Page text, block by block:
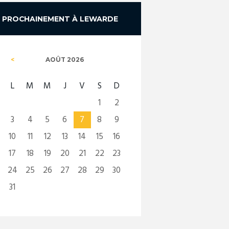
PROCHAINEMENT À LEWARDE
AOÛT 2026
L M M J V S
D
1
2
3
4 5 6 7 8
9
10
11 12 13 14 15
16
17
18 19 20 21 22
23
24
25 26 27 28 29
30
31